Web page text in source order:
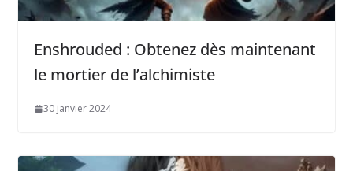
Enshrouded : Obtenez dès maintenant
le mortier de l’alchimiste
30 janvier 2024